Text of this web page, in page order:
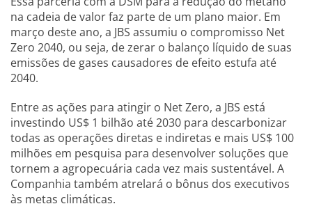
na cadeia de valor faz parte de um plano maior. Em
março deste ano, a JBS assumiu o compromisso Net
Zero 2040, ou seja, de zerar o balanço líquido de suas
emissões de gases causadores de efeito estufa até
2040.
Entre as ações para atingir o Net Zero, a JBS está
investindo US$ 1 bilhão até 2030 para descarbonizar
todas as operações diretas e indiretas e mais US$ 100
milhões em pesquisa para desenvolver soluções que
tornem a agropecuária cada vez mais sustentável. A
Companhia também atrelará o bônus dos executivos
às metas climáticas.